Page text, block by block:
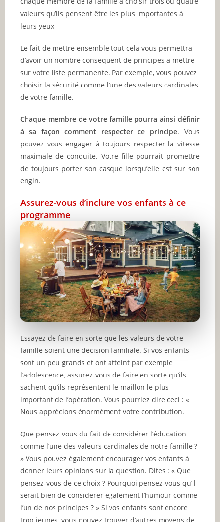
valeurs qu’ils pensent être les plus importantes à
leurs yeux.
Le fait de mettre ensemble tout cela vous permettra
d’avoir un nombre conséquent de principes à mettre
sur votre liste permanente. Par exemple, vous pouvez
choisir la sécurité comme l’une des valeurs cardinales
de votre famille.
Chaque membre de votre famille pourra ainsi définir
à sa façon comment respecter ce principe. Vous
pouvez vous engager à toujours respecter la vitesse
maximale de conduite. Votre fille pourrait promettre
de toujours porter son casque lorsqu’elle est sur son
engin.
Assurez-vous d’inclure vos enfants à ce
programme
Essayez de faire en sorte que les valeurs de votre
famille soient une décision familiale. Si vos enfants
sont un peu grands et ont atteint par exemple
l’adolescence, assurez-vous de faire en sorte qu’ils
sachent qu’ils représentent le maillon le plus
important de l’opération. Vous pourriez dire ceci : «
Nous apprécions énormément votre contribution.
Que pensez-vous du fait de considérer l’éducation
comme l’une des valeurs cardinales de notre famille ?
» Vous pouvez également encourager vos enfants à
donner leurs opinions sur la question. Dites : « Que
pensez-vous de ce choix ? Pourquoi pensez-vous qu’il
serait bien de considérer également l’humour comme
l’un de nos principes ? » Si vos enfants sont encore
trop jeunes, vous pouvez trouver d’autres moyens de